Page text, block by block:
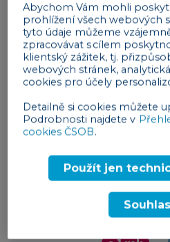
nimiž jich počítá s nákupem
19 procent. U podniků s
korun je to necelých 13
hybridním vozidle a v
elektrovozítka. Fandím
Kašparová, majitelka
pralinky.„Letos
rok budeme vyměňovat
Fišerová z firmy Family
Abychom Vám mohli
prohlížení všech webových
tyto údaje můžeme
zpracovávat s cílem
klientský zážitek, tj.
webových stránek,
cookies pro účely
Detailně si cookies můžete
Podrobnosti najdete v
cookies ČSOB.
Použít jen